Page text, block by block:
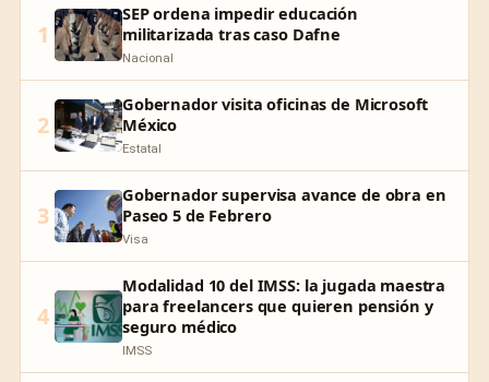
1
SEP ordena impedir educación
militarizada tras caso Dafne
Nacional
2
Gobernador visita oficinas de Microsoft
México
Estatal
3
Gobernador supervisa avance de obra en
Paseo 5 de Febrero
Visa
4
Modalidad 10 del IMSS: la jugada maestra
para freelancers que quieren pensión y
seguro médico
IMSS